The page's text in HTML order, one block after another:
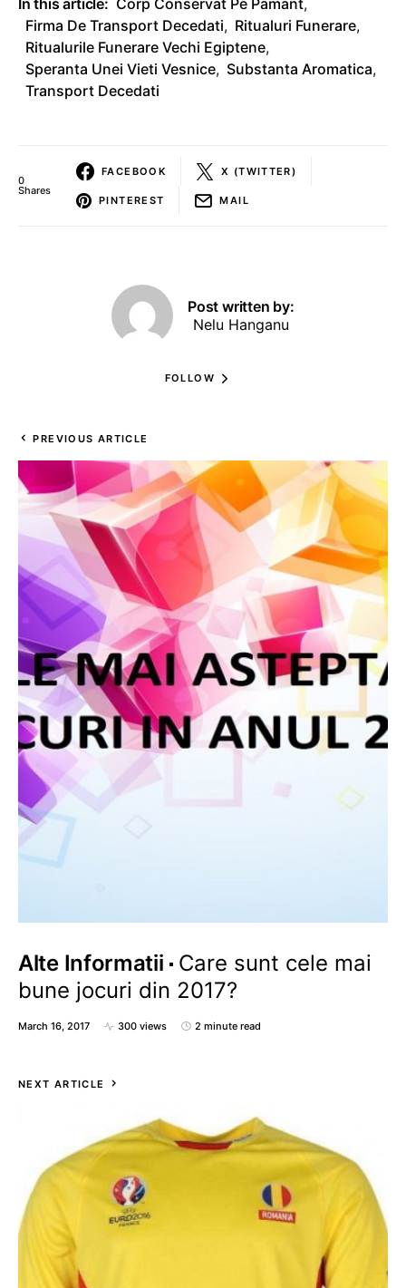
In this article: Corp Conservat Pe Pamant,
Firma De Transport Decedati, Ritualuri Funerare,
Ritualurile Funerare Vechi Egiptene,
Speranta Unei Vieti Vesnice, Substanta Aromatica,
Transport Decedati
0
Shares
FACEBOOK X (TWITTER)
PINTEREST MAIL
Post written by:
Nelu Hanganu
FOLLOW
PREVIOUS ARTICLE
Alte Informatii
Care sunt cele mai
bune jocuri din 2017?
March 16, 2017 300 views 2 minute read
NEXT ARTICLE